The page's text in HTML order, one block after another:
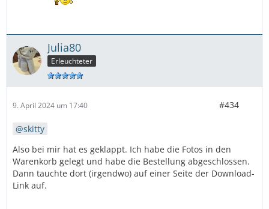
Julia80
Erleuchteter
9. April 2024 um 17:40 #434
skitty
Also bei mir hat es geklappt. Ich habe die Fotos in den
Warenkorb gelegt und habe die Bestellung abgeschlossen.
Dann tauchte dort (irgendwo) auf einer Seite der Download-
Link auf.